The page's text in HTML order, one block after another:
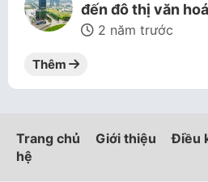
đến đô thị văn
2 năm trước
Thêm
Trang chủ Giới thiệu Điều
hệ